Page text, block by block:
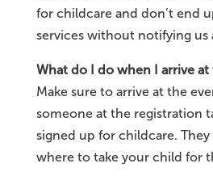
for childcare and don’t end
services without notifying us
What do I do when I arrive at
Make sure to arrive at the
someone at the registration
signed up for childcare.
where to take your child for